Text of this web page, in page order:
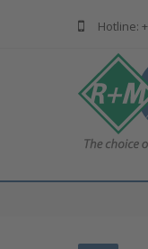
Hotline: